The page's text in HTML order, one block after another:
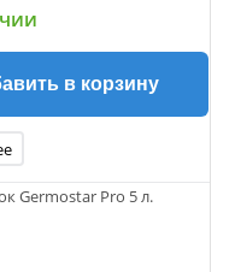
в корзину
Germostar Pro 5 л.